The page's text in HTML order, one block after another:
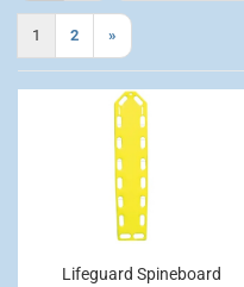
1 2 »
Lifeguard Spineboard